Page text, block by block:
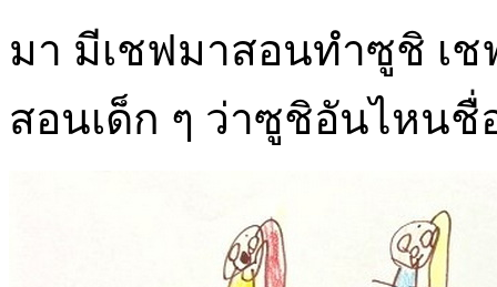
มา มีเชฟมาสอนทำซูชิ เ
สอนเด็ก ๆ ว่าซูชิอันไหนชื่